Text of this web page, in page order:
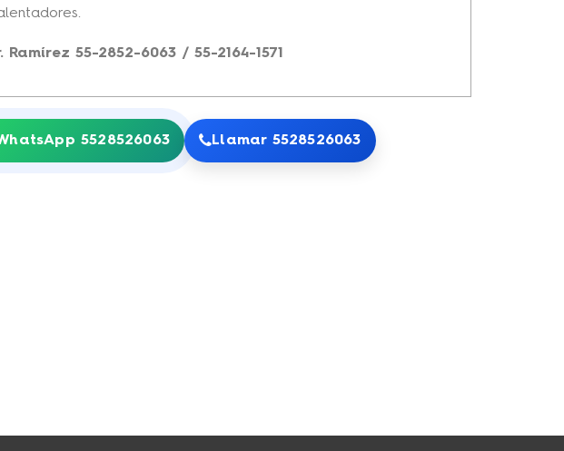
Ramírez 55-2852-6063 / 55-2164-1571
5528526063 Llamar 5528526063